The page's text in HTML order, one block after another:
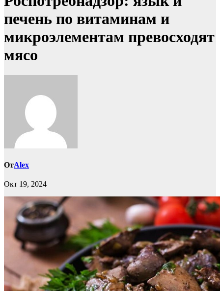
печень по витаминам и
микроэлементам превосходят
мясо
ОтAlex
Окт 19, 2024